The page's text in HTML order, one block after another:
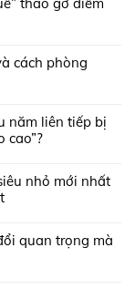
cách phòng
năm liên tiếp bị
cao”?
nhỏ mới nhất
quan trọng mà